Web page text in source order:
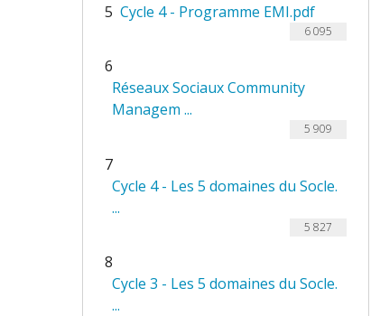
5 Cycle 4 - Programme EMI.pdf
6 095
6
Réseaux Sociaux Community
Managem ...
5 909
7
Cycle 4 - Les 5 domaines du Socle.
...
5 827
8
Cycle 3 - Les 5 domaines du Socle.
...